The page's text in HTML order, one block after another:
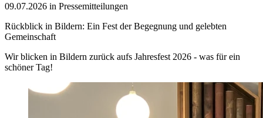
09.07.2026 in Pressemitteilungen
Rückblick in Bildern: Ein Fest der Begegnung und gelebten
Gemeinschaft
Wir blicken in Bildern zurück aufs Jahresfest 2026 - was für ein
schöner Tag!